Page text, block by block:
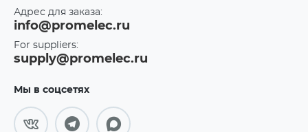
Адрес для заказа:
info@promelec.ru
For suppliers:
supply@promelec.ru
Мы в соцсетях